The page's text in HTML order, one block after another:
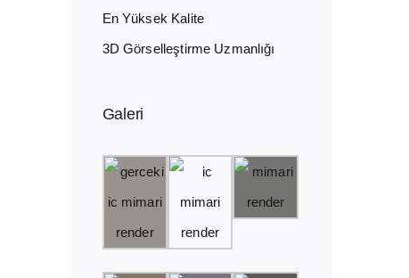
En Yüksek Kalite
3D Görselleştirme Uzmanlığı
Galeri